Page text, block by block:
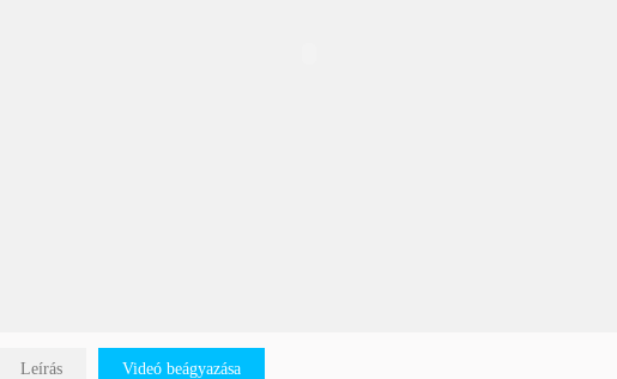
Leírás Videó beágyazása